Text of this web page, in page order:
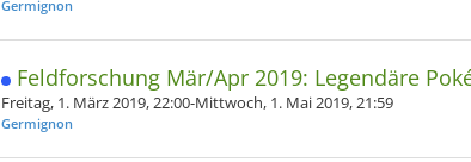
Germignon
Feldforschung Mär/Apr 2019: Legendäre
Freitag, 1. März 2019, 22:00-Mittwoch, 1. Mai 2019, 21:59
Germignon